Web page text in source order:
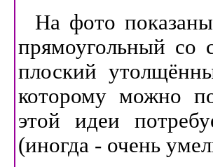
На фото
прямоугольный со
плоский
которому можно
этой идеи
(иногда - очень